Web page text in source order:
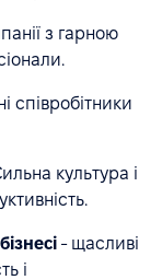
з гарною
співробітники
культура і
- щасливі
і